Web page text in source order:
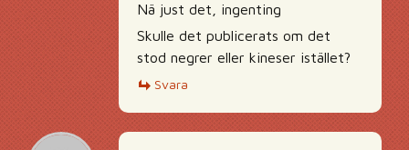
Nä just det, ingenting
Skulle det publicerats om det
stod negrer eller kineser istället?
Svara